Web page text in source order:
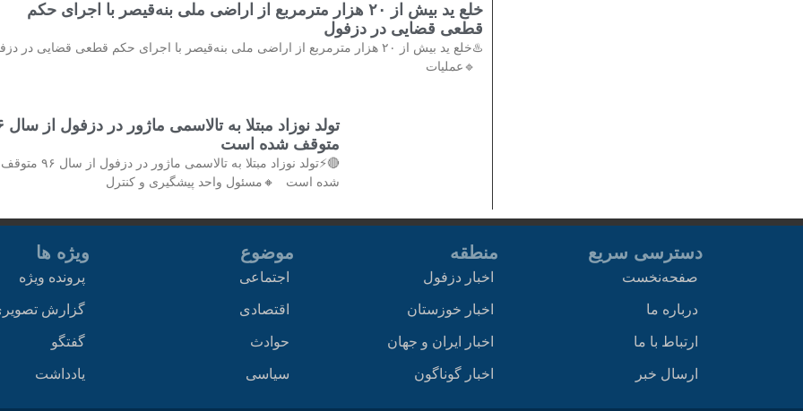
خلع ید بیش از ۲۰ هزار مترمربع از اراضی ملی بنه‌قیصر با اجرای حکم
قطعی قضایی در دزفول
♨️خلع ید بیش از ۲۰ هزار مترمربع از اراضی ملی بنه‌قیصر با اجرای حکم قطعی قضایی در
🔹عملیات
تولد
متوقف شده است
🔴⚡تولد نوزاد مبتلا به تالاسمی ماژور در دزفول از سال ۹۶ متوقف
شده است 🔸مسئول واحد پیشگیری و کنترل
دسترسی سریع
صفحه‌نخست
درباره ما
ارتباط با ما
ارسال خبر
منطقه
اخبار دزفول
اخبار خوزستان
اخبار ایران و جهان
اخبار گوناگون
موضوع
اجتماعی
اقتصادی
حوادث
سیاسی
ویژه ها
پرونده ویژه
گزارش
گفتگو
یادداشت